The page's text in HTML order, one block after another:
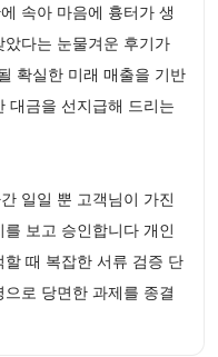
속아 마음에 흉터가 생
다는 눈물겨운 후기가
확실한 미래 매출을 기반
대금을 선지급해 드리는
일일 뿐 고객님이 가진
보고 승인합니다 개인
때 복잡한 서류 검증 단
로 당면한 과제를 종결